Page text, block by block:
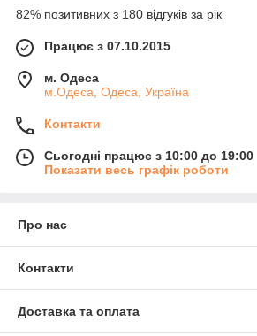
82% позитивних з 180 відгуків за рік
Працює з 07.10.2015
м. Одеса
м.Одеса, Одеса, Україна
Контакти
Сьогодні працює з 10:00 до 19:00
Показати весь графік роботи
Про нас
Контакти
Доставка та оплата